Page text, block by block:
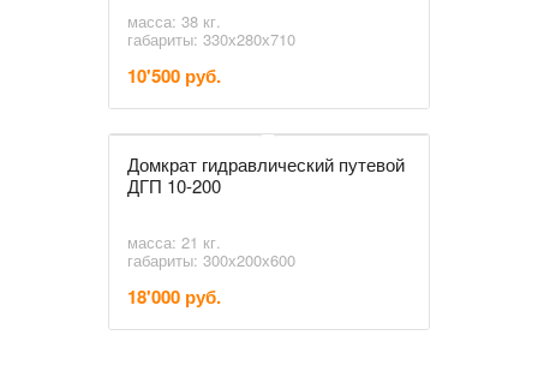
масса: 38 кг.
габариты: 330х280х710
10'500 руб.
Домкрат гидравлический путевой
ДГП 10-200
масса: 21 кг.
габариты: 300х200х600
18'000 руб.